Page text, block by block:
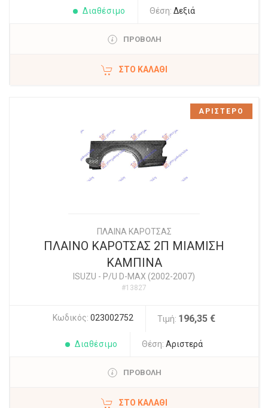
Διαθέσιμο Θέση: Δεξιά
ΠΡΟΒΟΛΗ
ΣΤΟ ΚΑΛΆΘΙ
ΠΛΑΙΝΑ ΚΑΡΟΤΣΑΣ
ΠΛΑΙΝΟ ΚΑΡΟΤΣΑΣ 2Π ΜΙΑΜΙΣΗ
ΚΑΜΠΙΝΑ
ISUZU - P/U D-MAX (2002-2007)
#13827
Κωδικός: 023002752 Τιμή: 196,35 €
Διαθέσιμο Θέση: Αριστερά
ΠΡΟΒΟΛΗ
ΣΤΟ ΚΑΛΆΘΙ
ΑΡΙΣΤΕΡΟ